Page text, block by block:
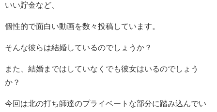
いい貯金など、
個性的で面白い動画を数々投稿しています。
そんな彼らは結婚しているのでしょうか？
また、結婚まではしていなくでも彼女はいるのでしょう
か？
今回は北の打ち師達のプライベートな部分に踏み込んでい